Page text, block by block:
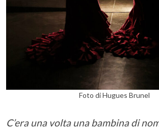
Foto di Hugues Brunel
C’era una volta una bambina di